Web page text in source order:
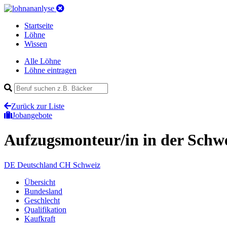
Startseite
Löhne
Wissen
Alle Löhne
Löhne eintragen
Zurück zur Liste
Jobangebote
Aufzugsmonteur/in in der
DE Deutschland CH Schweiz
Übersicht
Bundesland
Geschlecht
Qualifikation
Kaufkraft